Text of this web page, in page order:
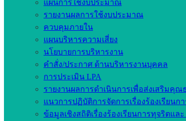
แผนการใช้งบประมาณ
รายงานผลการใช้งบประมาณ
ควบคุมภายใน
แผนบริหารความเสี่ยง
นโยบายการบริหารงาน
คำสั่ง/ประกาศ ด้านบริหารงานบุคคล
การประเมิน LPA
รายงานผลการดำเนินการเพื่อส่งเสริมคุ
แนวการปฏิบัติการจัดการเรื่องร้องเรียน
ข้อมูลเชิงสถิติเรื่องร้องเรียนการทุจริตแล